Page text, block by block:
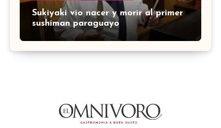
Sukiyaki vio nacer y morir al primer
sushiman paraguayo